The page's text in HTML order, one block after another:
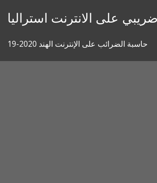
ضريبي على الانترنت استراليا
حاسبة الضرائب على الإنترنت الهند 2020-19